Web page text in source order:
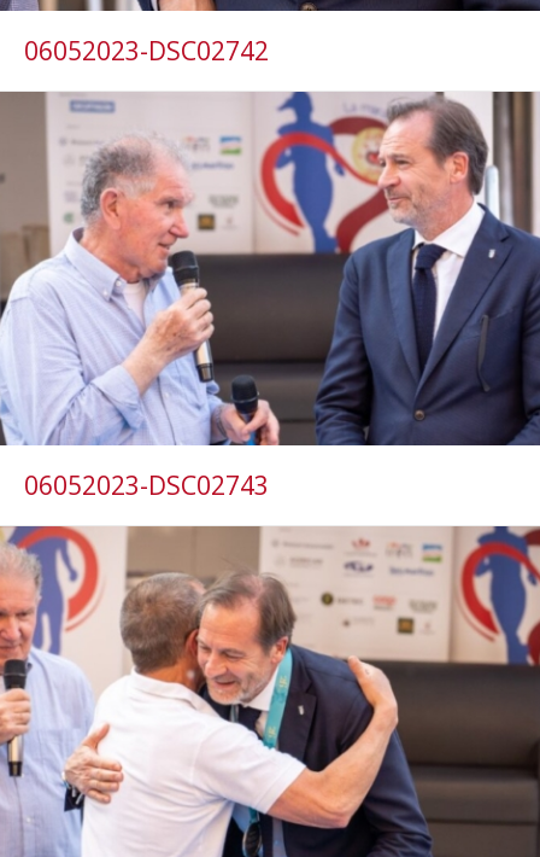
06052023-DSC02742
06052023-DSC02743